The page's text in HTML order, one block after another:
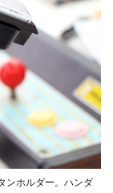
ンホルダー。ハンダ